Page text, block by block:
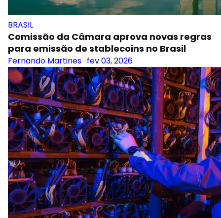
BRASIL
Comissão da Câmara aprova novas regras
para emissão de stablecoins no Brasil
Fernando Martines· fev 03, 2026